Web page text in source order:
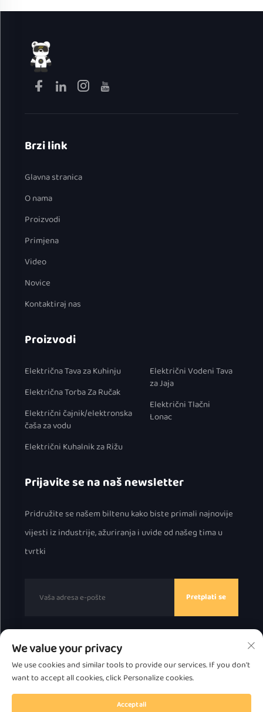
Brzi link
Glavna stranica
O nama
Proizvodi
Primjena
Video
Novice
Kontaktiraj nas
Proizvodi
Električna Tava za Kuhinju
Električna Torba Za Ručak
Električni čajnik/elektronska
čaša za vodu
Električni Kuhalnik za Rižu
Električni Vodeni Tava
za Jaja
Električni Tlačni
Lonac
Prijavite se na naš newsletter
Pridružite se našem biltenu kako biste primali najnovije
vijesti iz industrije, ažuriranja i uvide od našeg tima u
tvrtki
Pretplati se
Autorska prava © 2025. Chaozhou Great Bear Technology
Co., Ltd.
Pravila o privatnosti
Vrati se na vrh
We value your privacy
We use cookies and similar tools to provide our services. If you don't
want to accept all cookies, click Personalize cookies.
Accept all